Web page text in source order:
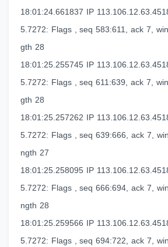
18:01:24.661837 IP
5.7272: Flags , seq 583:611, ack 7,
gth 28
18:01:25.255745 IP
5.7272: Flags , seq 611:639, ack 7,
gth 28
18:01:25.257262 IP
5.7272: Flags , seq 639:666, ack 7,
ngth 27
18:01:25.258095 IP
5.7272: Flags , seq 666:694, ack 7,
ngth 28
18:01:25.259566 IP
5.7272: Flags , seq 694:722, ack 7,